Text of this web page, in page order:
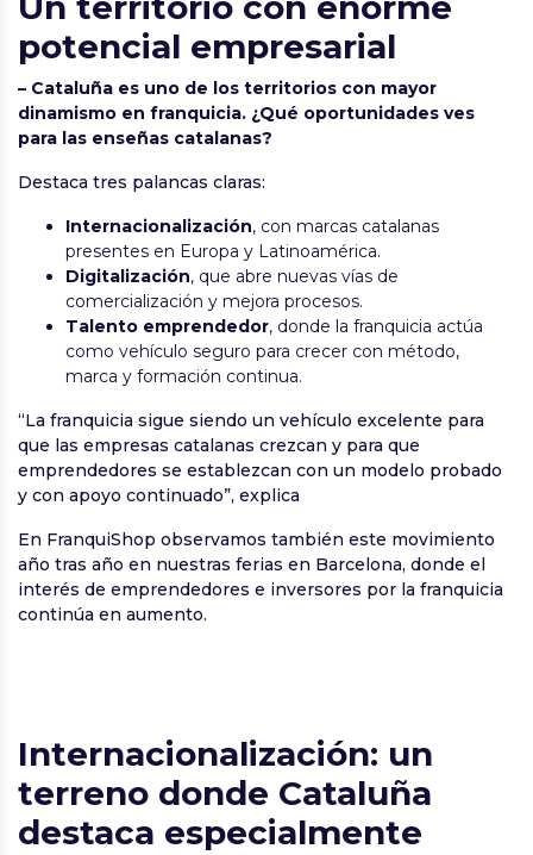
potencial empresarial
– Cataluña es uno de los territorios con mayor
dinamismo en franquicia. ¿Qué oportunidades ves
para las enseñas catalanas?
Destaca tres palancas claras:
Internacionalización, con marcas catalanas
presentes en Europa y Latinoamérica.
Digitalización, que abre nuevas vías de
comercialización y mejora procesos.
Talento emprendedor, donde la franquicia actúa
como vehículo seguro para crecer con método,
marca y formación continua.
“La franquicia sigue siendo un vehículo excelente para
que las empresas catalanas crezcan y para que
emprendedores se establezcan con un modelo probado
y con apoyo continuado”, explica
En FranquiShop observamos también este movimiento
año tras año en nuestras ferias en Barcelona, donde el
interés de emprendedores e inversores por la franquicia
continúa en aumento.
Internacionalización: un
terreno donde Cataluña
destaca especialmente